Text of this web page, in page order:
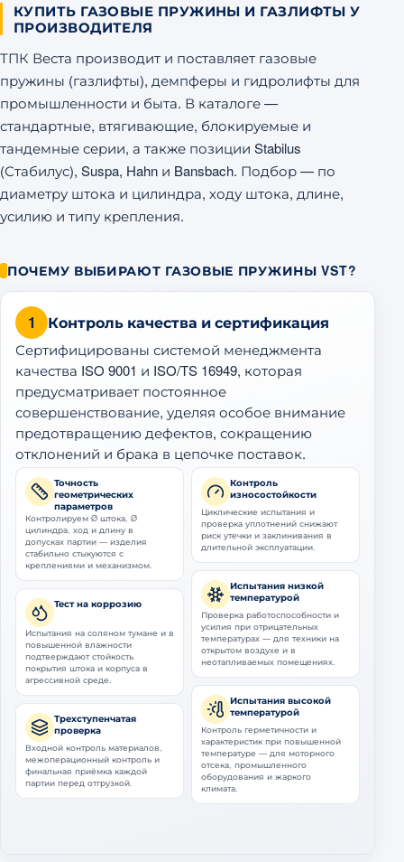
КУПИТЬ ГАЗОВЫЕ ПРУЖИНЫ И ГАЗЛИФТЫ У
ПРОИЗВОДИТЕЛЯ
ТПК Веста производит и поставляет газовые
пружины (газлифты), демпферы и гидролифты для
промышленности и быта. В каталоге —
стандартные, втягивающие, блокируемые и
тандемные серии, а также позиции Stabilus
(Стабилус), Suspa, Hahn и Bansbach. Подбор — по
диаметру штока и цилиндра, ходу штока, длине,
усилию и типу крепления.
ПОЧЕМУ ВЫБИРАЮТ ГАЗОВЫЕ ПРУЖИНЫ VST?
1 Контроль качества и сертификация
Сертифицированы системой менеджмента
качества ISO 9001 и ISO/TS 16949, которая
предусматривает постоянное
совершенствование, уделяя особое внимание
предотвращению дефектов, сокращению
отклонений и брака в цепочке поставок.
Точность
геометрических
параметров
Контролируем Ø штока, Ø
цилиндра, ход и длину в
допусках партии — изделия
стабильно стыкуются с
креплениями и механизмом.
Тест на коррозию
Испытания на соляном тумане и в
повышенной влажности
подтверждают стойкость
покрытия штока и корпуса в
агрессивной среде.
Трехступенчатая
проверка
Входной контроль материалов,
межоперационный контроль и
финальная приёмка каждой
партии перед отгрузкой.
Контроль
износостойкости
Циклические испытания и
проверка уплотнений снижают
риск утечки и заклинивания в
длительной эксплуатации.
Испытания низкой
температурой
Проверка работоспособности и
усилия при отрицательных
температурах — для техники на
открытом воздухе и в
неотапливаемых помещениях.
Испытания высокой
температурой
Контроль герметичности и
характеристик при повышенной
температуре — для моторного
отсека, промышленного
оборудования и жаркого
климата.